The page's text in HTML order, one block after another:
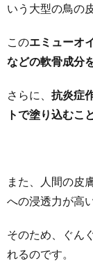
いう大型の鳥の
このエミューオ
などの軟骨成分
さらに、 抗炎症
トで塗り込むこ
また、人間の皮
への浸透力が高
そのため、ぐん
れるのです。